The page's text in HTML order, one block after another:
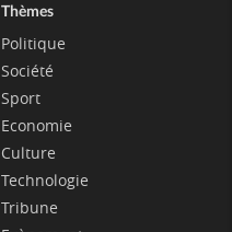
Thèmes
Politique
Société
Sport
Economie
Culture
Technologie
Tribune